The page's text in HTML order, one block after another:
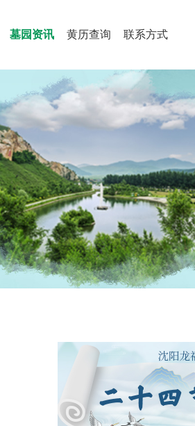
墓园资讯 黄历查询 联系方式